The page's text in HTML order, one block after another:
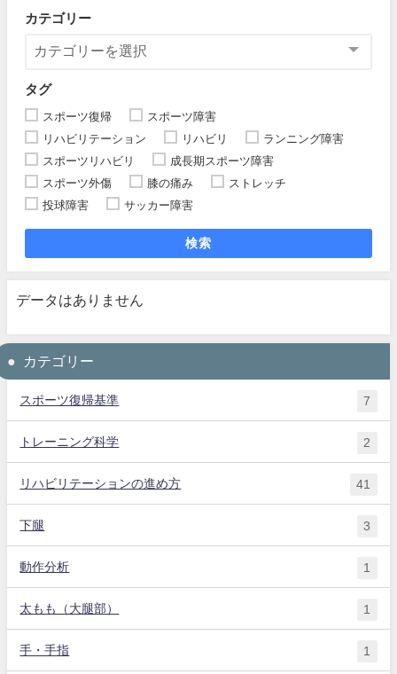
カテゴリー
タグ
スポーツ復帰
スポーツ障害
リハビリテーション
リハビリ
ランニング障害
スポーツリハビリ
成長期スポーツ障害
スポーツ外傷
膝の痛み
ストレッチ
投球障害
サッカー障害
検索
データはありません
カテゴリー
スポーツ復帰基準 7
トレーニング科学 2
リハビリテーションの進め方 41
下腿 3
動作分析 1
太もも（大腿部） 1
手・手指 1